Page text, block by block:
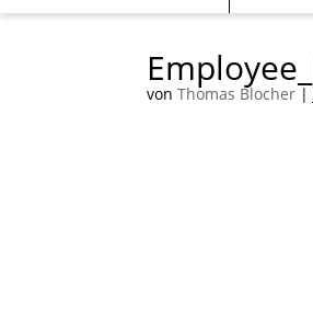
vonThomas Blocher |